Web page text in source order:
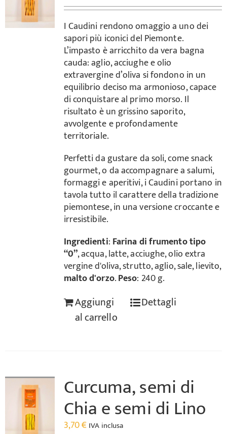
Grande distribuzione
I Caudini rendono omaggio a uno dei
sapori più iconici del Piemonte.
L’impasto è arricchito da vera bagna
cauda: aglio, acciughe e olio
extravergine d’oliva si fondono in un
equilibrio deciso ma armonioso, capace
di conquistare al primo morso. Il
risultato è un grissino saporito,
avvolgente e profondamente
territoriale.
Perfetti da gustare da soli, come snack
gourmet, o da accompagnare a salumi,
formaggi e aperitivi, i Caudini portano in
tavola tutto il carattere della tradizione
piemontese, in una versione croccante e
irresistibile.
Ingredienti: Farina di frumento tipo
“0”, acqua, latte, acciughe, olio extra
vergine d'oliva, strutto, aglio, sale, lievito,
malto d'orzo.Peso: 240 g.
Aggiungi
al carrello
Dettagli
Curcuma, semi di
Chia e semi di Lino
3,70€ IVA inclusa